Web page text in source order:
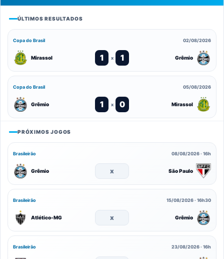
ÚLTIMOS RESULTADOS
Copa do Brasil 02/08/2026
Mirassol 1 x 1 Grêmio
Copa do Brasil 05/08/2026
Grêmio 1 x 0 Mirassol
PRÓXIMOS JOGOS
Brasileirão 08/08/2026 · 16h
Grêmio x São Paulo
Brasileirão 15/08/2026 · 16h30
Atlético-MG x Grêmio
Brasileirão 23/08/2026 · 16h